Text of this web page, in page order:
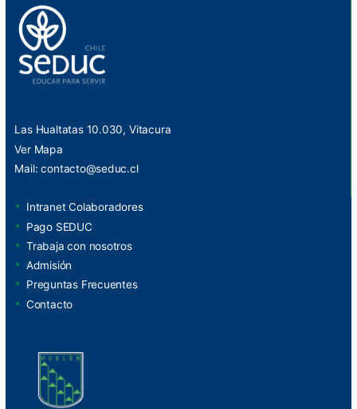
Las Hualtatas 10.030, Vitacura
Ver Mapa
Mail:contacto@seduc.cl
Intranet Colaboradores
Pago SEDUC
Trabaja con nosotros
Admisión
Preguntas Frecuentes
Contacto